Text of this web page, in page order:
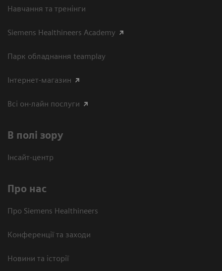
Навчання та тренінги
Siemens Healthineers Academy
Парк обладнання teamplay
Інтернет-магазин
Всі он-лайн послуги
В полі зору
Інсайт-центр
Про нас
Про Siemens Healthineers
Конференції та заходи
Новини та історії